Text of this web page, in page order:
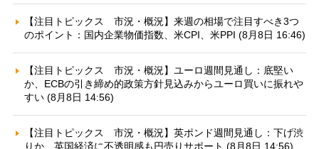
【注目トピックス 市況・概況】来週の相場で注目すべき3つ
のポイント：国内企業物価指数、米CPI、米PPI (8月8日 16:46)
【注目トピックス 市況・概況】ユーロ週間見通し：底堅い
か、ECBの引き締め的政策方針見込みからユーロ買いに振れや
すい (8月8日 14:56)
【注目トピックス 市況・概況】英ポンド週間見通し：下げ渋
りか、英国経済に不透明感も円売りサポート (8月8日 14:56)